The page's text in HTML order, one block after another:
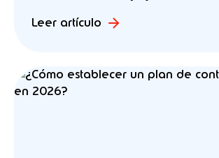
Leer artículo